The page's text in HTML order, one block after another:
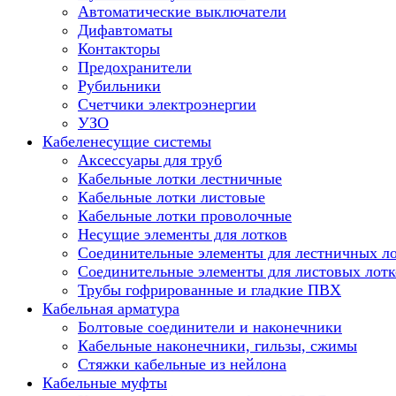
Автоматические выключатели
Дифавтоматы
Контакторы
Предохранители
Рубильники
Счетчики электроэнергии
УЗО
Кабеленесущие системы
Аксессуары для труб
Кабельные лотки лестничные
Кабельные лотки листовые
Кабельные лотки проволочные
Несущие элементы для лотков
Соединительные элементы для лестничных
Соединительные элементы для листовых
Трубы гофрированные и гладкие ПВХ
Кабельная арматура
Болтовые соединители и наконечники
Кабельные наконечники, гильзы, сжимы
Стяжки кабельные из нейлона
Кабельные муфты